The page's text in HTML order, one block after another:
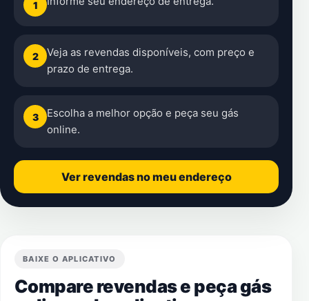
1
2
Veja as revendas disponíveis, com preço e
prazo de entrega.
3
Escolha a melhor opção e peça seu gás
online.
Ver revendas no meu endereço
BAIXE O APLICATIVO
Compare revendas e peça gás